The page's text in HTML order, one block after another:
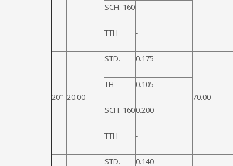
SCH. 160
TTH -
20″ 20.00
STD. 0.175
70.00
TH 0.105
SCH. 1600.200
TTH -
STD. 0.140